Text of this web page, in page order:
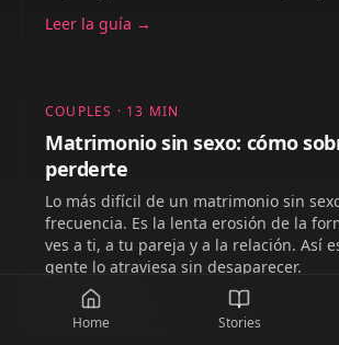
Leer la guía →
COUPLES · 13 MIN
Matrimonio sin sexo: cómo
perderte
Lo más difícil de un matrimonio sin
frecuencia. Es la lenta erosión de la
ves a ti, a tu pareja y a la relación. Así
gente lo atraviesa sin desaparecer.
Leer la guía
Home Stories